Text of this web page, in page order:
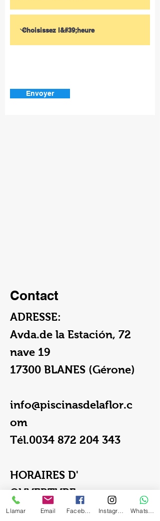
Envoyer
Contact
ADRESSE:
Avda.de la Estación, 72
nave 19
17300 BLANES (Gérone)
info@piscinasdelaflor.c
om
Tél.0034 872 204 343
HORAIRES D'
OUVERTURE:
du lundi au vendredi:
Llamar Email